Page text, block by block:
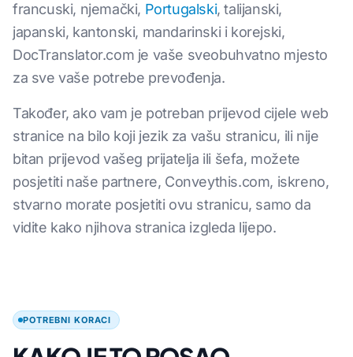
francuski, njemački, Portugalski, talijanski,
japanski, kantonski, mandarinski i korejski,
DocTranslator.com je vaše sveobuhvatno mjesto
za sve vaše potrebe prevođenja.
Također, ako vam je potreban prijevod cijele web
stranice na bilo koji jezik za vašu stranicu, ili nije
bitan prijevod vašeg prijatelja ili šefa, možete
posjetiti naše partnere, Conveythis.com, iskreno,
stvarno morate posjetiti ovu stranicu, samo da
vidite kako njihova stranica izgleda lijepo.
POTREBNI KORACI